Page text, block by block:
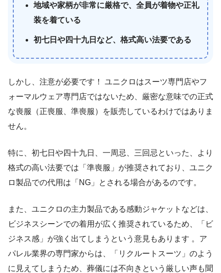
地域や家柄が非常に厳格で、全員が着物や正礼
装を着ている
初七日や四十九日など、格式高い法要である
しかし、注意が必要です！ ユニクロはスーツ専門店やフ
ォーマルウェア専門店ではないため、厳密な意味での正式
な喪服（正喪服、準喪服）を販売しているわけではありま
せん。
特に、初七日や四十九日、一周忌、三回忌といった、より
格式の高い法要では「準喪服」が推奨されており、ユニク
ロ製品での代用は「NG」とされる場合があるのです。
また、ユニクロの主力製品である感動ジャケットなどは、
ビジネスシーンでの着用が広く推奨されているため、「ビ
ジネス感」が強く出てしまうという意見もあります 。ア
パレル業界の専門家からは、「リクルートスーツ」のよう
に見えてしまうため、葬儀には不向きという厳しい声も聞